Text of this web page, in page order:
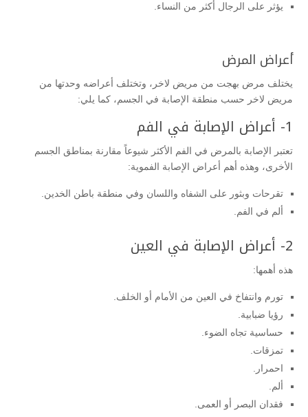
يؤثر على الرجال أكثر من النساء.
أعراض المرض
يختلف مرض بهجت من مريض لاخر، وتختلف أعراضه وحدتها من
مريض لاخر حسب منطقة الإصابة في الجسم، كما يلي:
1- أعراض الإصابة في الفم
تعتبر الإصابة بالمرض في الفم الأكثر شيوعاً مقارنة بمناطق الجسم
الأخرى، وهذه أهم أعراض الإصابة الفموية:
تقرحات وبثور على الشفاه واللسان وفي منطقة باطن الخدين.
ألم في الفم.
2- أعراض الإصابة في العين
هذه أهمها:
تورم وانتفاخ في العين من الأمام أو الخلف.
رؤيا ضبابية.
حساسية تجاه الضوء.
تمزقات.
احمرار.
ألم.
فقدان البصر أو العمى.